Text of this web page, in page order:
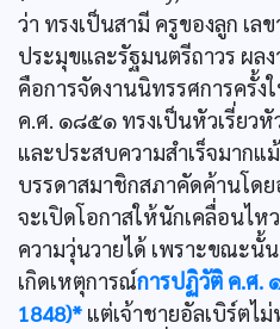
ว่า ทรงเป็นสามี ครูของลูก เล
ประมุขและรัฐมนตรีถาวร ผล
คือการจัดงานนิทรรศการครั้ง
ค.ศ. ๑๘๕๑ ทรงเป็นหัวเรี่ยว
และประสบความสำเร็จมากแ
บรรดาสมาชิกสภาคัดค้านโด
จะเปิดโอกาสให้นักเคลื่อนไห
ความวุ่นวายได้ เพราะขณะ
เกิดเหตุการณ์การปฏิวัติ ค.ศ.
1848)* แต่เจ้าชายอัลเบิร์ตไ